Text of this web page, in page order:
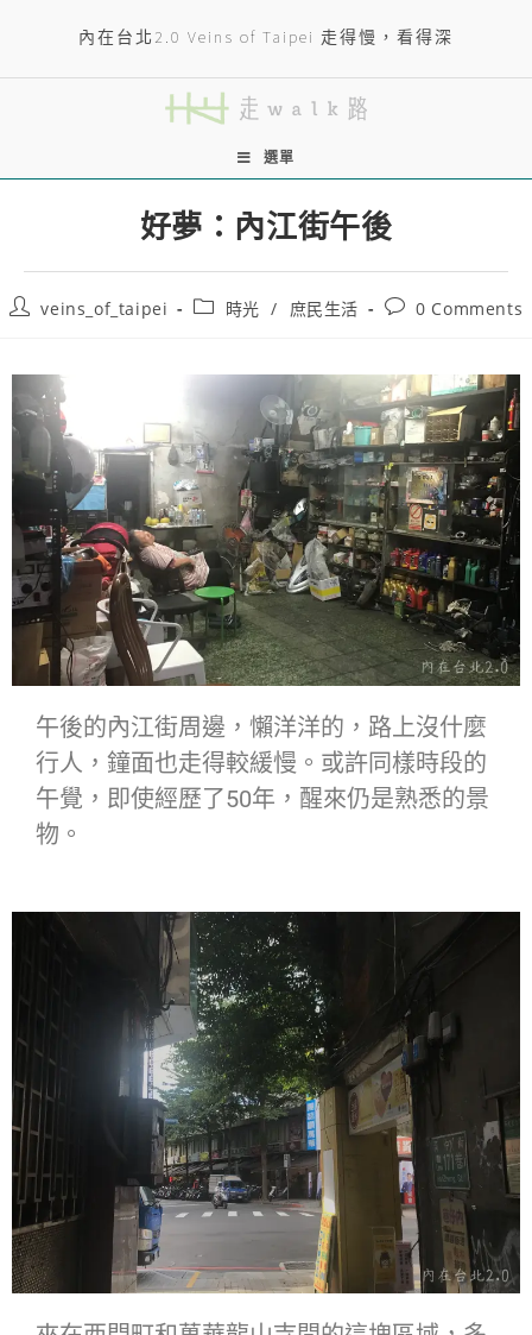
內在台北2.0 Veins of Taipei 走得慢，看得深
選單
好夢：內江街午後
veins_of_taipei 時光 / 庶民生活 0 Comments
午後的內江街周邊，懶洋洋的，路上沒什麼
行人，鐘面也走得較緩慢。或許同樣時段的
午覺，即使經歷了50年，醒來仍是熟悉的景
物。